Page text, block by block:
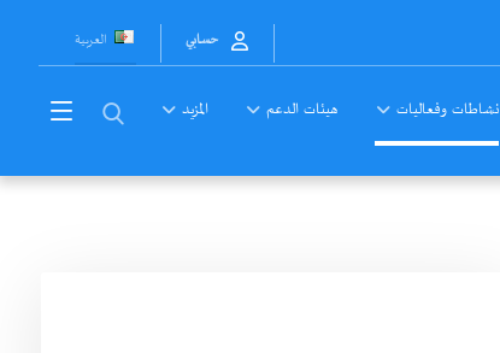
العربية حسابي
نشاطات وفعاليات هيئات الدعم المزيد